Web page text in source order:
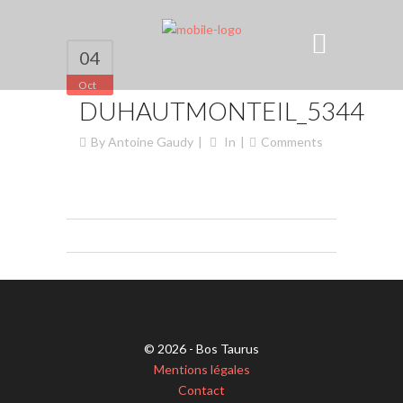
04
Oct
DUHAUTMONTEIL_5344
ByAntoine Gaudy In Comments
© 2026 - Bos Taurus
Mentions légales
Contact